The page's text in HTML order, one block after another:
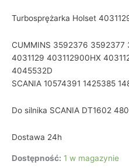
Turbosprężarka Holset
CUMMINS 3592376
4031129 403112900HX
4045532D
SCANIA 10574391 1425385
Do silnika SCANIA DT1602
Dostawa 24h
Dostępność: 1 w magazynie